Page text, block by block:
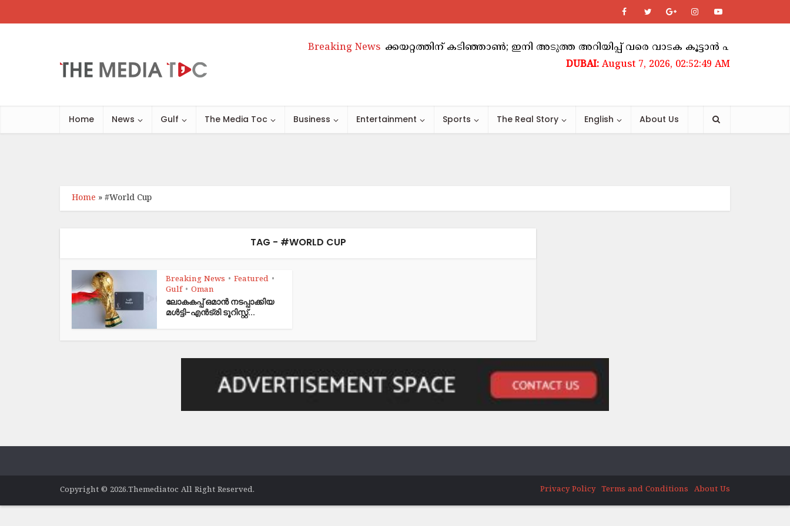
Breaking News
അബുദാബിയിൽ വാടകക്കയറ്റത്തിന് കടിഞ്ഞാൺ; ഇനി അടുത്ത അറിയിപ്പ് വരെ വാടക കൂട്ടാൻ പാടില്ലെന്ന്
August 7, 2026, 02:52:49 AM
Home News Gulf The Media Toc Business Entertainment Sports The Real Story English About Us
Home » #World Cup
TAG - #WORLD CUP
Breaking News • Featured •
Gulf • Oman
ലോകകപ്പ്​ ഒമാൻ നടപ്പാക്കിയ
മൾട്ടി-എൻട്രി ടൂറിസ്റ്റ്...
Copyright © 2026.Themediatoc All Right Reserved. Privacy Policy Terms and Conditions About Us